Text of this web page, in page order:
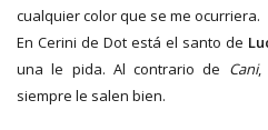
cualquier color que se me ocurriera.
En Cerini de Dot está el santo de
una le pida. Al contrario de Cani,
siempre le salen bien.